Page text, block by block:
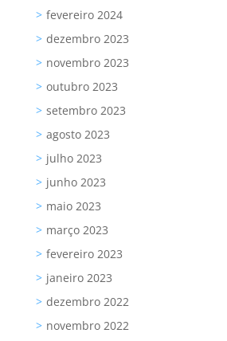
fevereiro 2024
dezembro 2023
novembro 2023
outubro 2023
setembro 2023
agosto 2023
julho 2023
junho 2023
maio 2023
março 2023
fevereiro 2023
janeiro 2023
dezembro 2022
novembro 2022